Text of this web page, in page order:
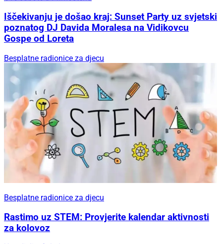
Iščekivanju je došao kraj: Sunset Party uz svjetski
poznatog DJ Davida Moralesa na Vidikovcu
Gospe od Loreta
Besplatne radionice za djecu
Besplatne radionice za djecu
Rastimo uz STEM: Provjerite kalendar aktivnosti
za kolovoz